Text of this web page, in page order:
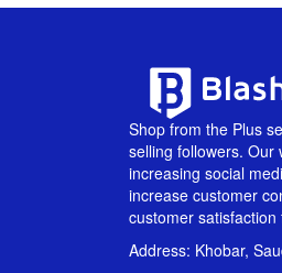
Shop from the Plus
selling followers. Our
increasing social
increase customer
customer
Address: Khobar,